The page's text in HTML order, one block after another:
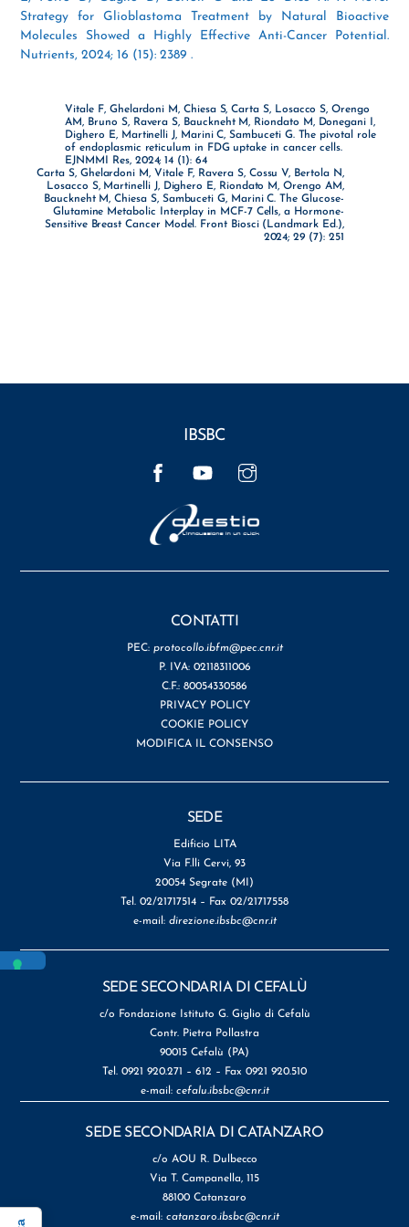
Strategy for Glioblastoma Treatment by Natural Bioactive
Molecules Showed a Highly Effective Anti-Cancer Potential.
Nutrients, 2024; 16 (15): 2389 .
Vitale F, Ghelardoni M, Chiesa S, Carta S, Losacco S, Orengo
AM, Bruno S, Ravera S, Bauckneht M, Riondato M, Donegani I,
Dighero E, Martinelli J, Marini C, Sambuceti G. The pivotal role
of endoplasmic reticulum in FDG uptake in cancer cells.
EJNMMI Res, 2024; 14 (1): 64
Carta S, Ghelardoni M, Vitale F, Ravera S, Cossu V, Bertola N,
Losacco S, Martinelli J, Dighero E, Riondato M, Orengo AM,
Bauckneht M, Chiesa S, Sambuceti G, Marini C. The Glucose-
Glutamine Metabolic Interplay in MCF-7 Cells, a Hormone-
Sensitive Breast Cancer Model. Front Biosci (Landmark Ed.),
2024; 29 (7): 251
IBSBC
CONTATTI
PEC: protocollo.ibfm@pec.cnr.it
P. IVA: 02118311006
C.F.: 80054330586
PRIVACY POLICY
COOKIE POLICY
MODIFICA IL CONSENSO
SEDE
Edificio LITA
Via F.lli Cervi, 93
20054 Segrate (MI)
Tel. 02/21717514 – Fax 02/21717558
e-mail: direzione.ibsbc@cnr.it
SEDE SECONDARIA DI CEFALÙ
c/o Fondazione Istituto G. Giglio di Cefalù
Contr. Pietra Pollastra
90015 Cefalù (PA)
Tel. 0921 920.271 – 612 – Fax 0921 920.510
e-mail: cefalu.ibsbc@cnr.it
SEDE SECONDARIA DI CATANZARO
c/o AOU R. Dulbecco
Via T. Campanella, 115
88100 Catanzaro
e-mail: catanzaro.ibsbc@cnr.it